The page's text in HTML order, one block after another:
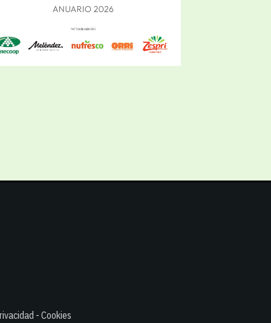
- Cookies